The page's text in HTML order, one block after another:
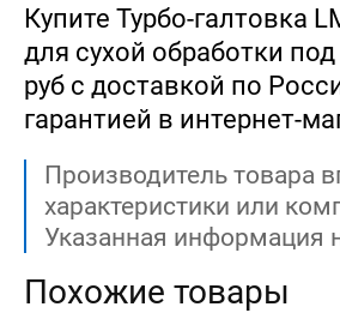
Купите Турбо-галтовка
для сухой обработки
руб с доставкой по
гарантией в интернет-
Производитель товара
характеристики или
Указанная информация
Похожие товары